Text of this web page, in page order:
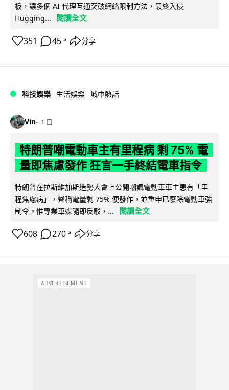
板，讓多個 AI 代理互通突破網絡限制方法，最終入侵
Hugging...
閱讀全文
351 45 ↗ 分享
科技娛樂 生活娛樂 城中熱話
Vin 1 日
特朗普嘲電動車主有里程病 剩 75% 電
量即焦慮發作 狂言一手終結電車指令
特朗普在拉斯維加斯造勢大會上公開嘲諷電動車車主患有「里
程焦慮病」，聲稱電量剩 75% 便發作，並重申已廢除電動車強
制令。惟專業車媒隨即反駁，...
閱讀全文
608 270 ↗ 分享
ADVERTISEMENT